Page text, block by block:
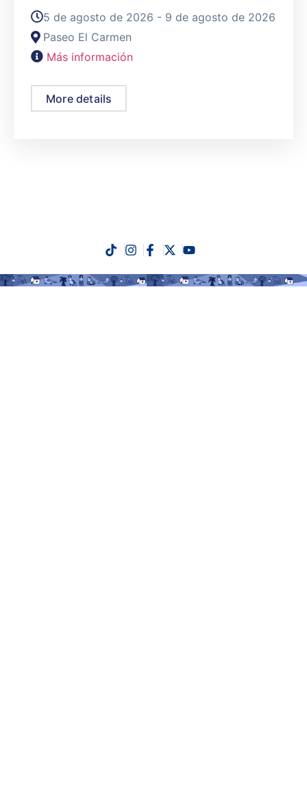
5 de agosto de 2026 - 9 de agosto de 2026
Paseo El Carmen
Más información
More details